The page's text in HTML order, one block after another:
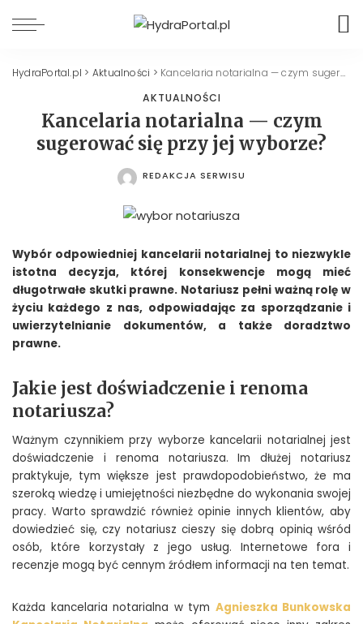
HydraPortal.pl > Aktualności > Kancelaria notarialna — czym sugerować się przy jej wyborze?
AKTUALNOŚCI
Kancelaria notarialna — czym
sugerować się przy jej wyborze?
POSTED
REDAKCJA SERWISU
Wybór odpowiedniej kancelarii notarialnej to niezwykle
istotna decyzja, której konsekwencje mogą mieć
długotrwałe skutki prawne. Notariusz pełni ważną rolę w
życiu każdego z nas, odpowiadając za sporządzanie i
uwierzytelnianie dokumentów, a także doradztwo
prawne.
Jakie jest doświadczenie i renoma
notariusza?
Ważnym czynnikiem przy wyborze kancelarii notarialnej jest
doświadczenie i renoma notariusza. Im dłużej notariusz
praktykuje, tym większe jest prawdopodobieństwo, że ma
szeroką wiedzę i umiejętności niezbędne do wykonania swojej
pracy. Warto sprawdzić również opinie innych klientów, aby
dowiedzieć się, czy notariusz cieszy się dobrą opinią wśród
osób, które korzystały z jego usług. Internetowe fora i
recenzje mogą być cennym źródłem informacji na ten temat.
Każda kancelaria notarialna w tym Agnieszka Bunkowska